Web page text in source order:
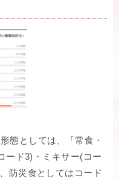
態としては、「常食・
ード3)・ミキサー(コー
防災食としてはコード